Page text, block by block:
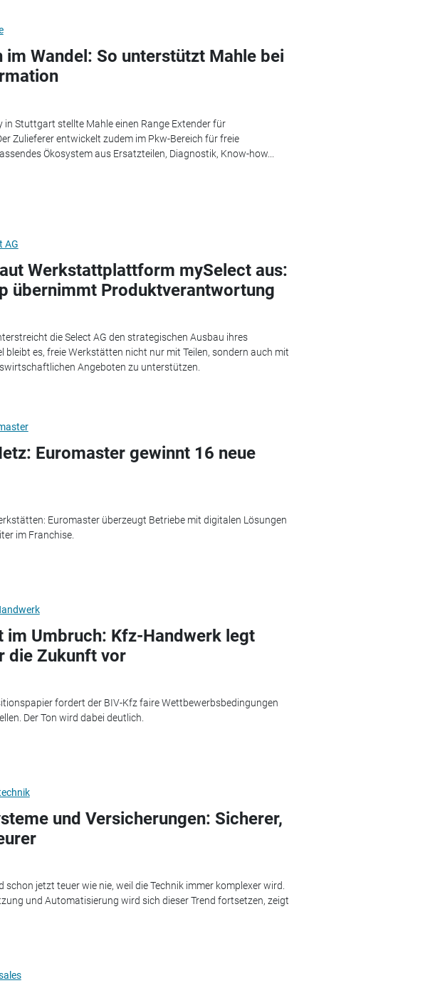
im Wandel: So unterstützt Mahle bei
in Stuttgart stellte Mahle einen Range Extender für
Zulieferer entwickelt zudem im Pkw-Bereich für freie
Ökosystem aus Ersatzteilen, Diagnostik, Know-how...
AG
Werkstattplattform mySelect aus:
übernimmt Produktverantwortung
die Select AG den strategischen Ausbau ihres
bleibt es, freie Werkstätten nicht nur mit Teilen, sondern auch mit
Angeboten zu unterstützen.
Euromaster gewinnt 16 neue
Euromaster überzeugt Betriebe mit digitalen Lösungen
im Franchise.
Umbruch: Kfz-Handwerk legt
die Zukunft vor
fordert der BIV-Kfz faire Wettbewerbsbedingungen
Der Ton wird dabei deutlich.
und Versicherungen: Sicherer,
jetzt teuer wie nie, weil die Technik immer komplexer wird.
und Automatisierung wird sich dieser Trend fortsetzen, zeigt